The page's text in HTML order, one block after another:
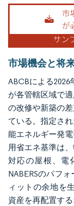
画像 © Mordor
市場機会と将
ABCBによる2026
が各管轄区域で
の改修や新築の
ている。指定さ
能エネルギー発
用省エネ基準は
対応の屋根、電
NABERSのパフ
ィットの余地を
資産を再配置す